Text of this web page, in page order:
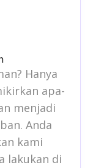
Hanya
apa-
menjadi
Anda
kami
lakukan di